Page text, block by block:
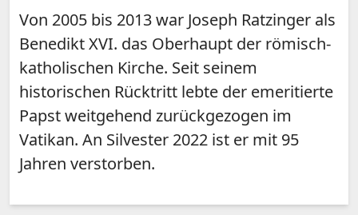
Von 2005 bis 2013 war Joseph Ratzinger als
Benedikt XVI. das Oberhaupt der römisch-
katholischen Kirche. Seit seinem
historischen Rücktritt lebte der emeritierte
Papst weitgehend zurückgezogen im
Vatikan. An Silvester 2022 ist er mit 95
Jahren verstorben.